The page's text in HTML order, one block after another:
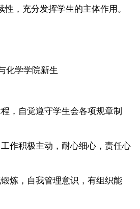
，充分发挥学生的主体作用。
学学院新生
自觉遵守学生会各项规章制
积极主动，耐心细心，责任心
，自我管理意识，有组织能